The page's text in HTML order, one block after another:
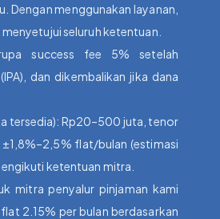
Dengan menggunakan layanan,
seluruh ketentuan.
success fee 5% setelah
dan dikembalikan jika dana
tersedia): Rp20–500 juta, tenor
flat/bulan (estimasi
ketentuan mitra.
mitra penyalur pinjaman kami
2.15% per bulan berdasarkan